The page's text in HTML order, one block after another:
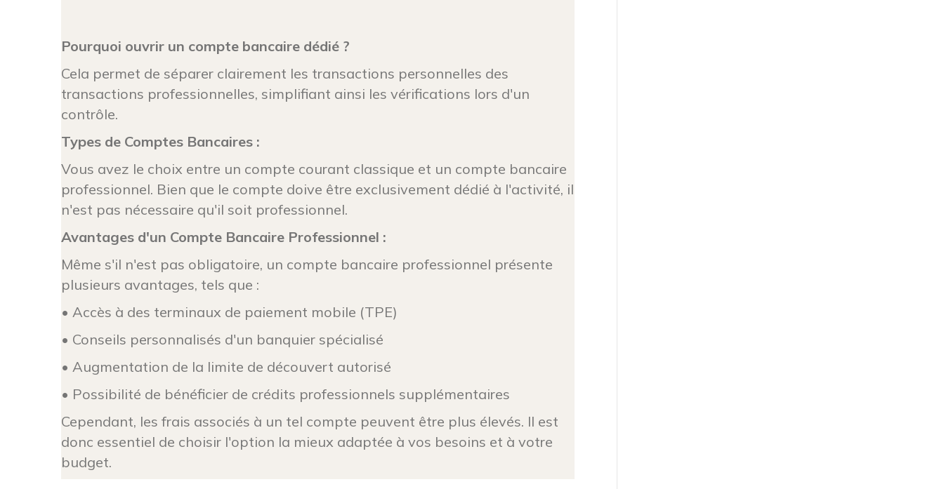
Pourquoi ouvrir un compte bancaire dédié ?
Cela permet de séparer clairement les transactions personnelles des
transactions professionnelles, simplifiant ainsi les vérifications lors d'un
contrôle.
Types de Comptes Bancaires :
Vous avez le choix entre un compte courant classique et un compte bancaire
professionnel. Bien que le compte doive être exclusivement dédié à l'activité, il
n'est pas nécessaire qu'il soit professionnel.
Avantages d'un Compte Bancaire Professionnel :
Même s'il n'est pas obligatoire, un compte bancaire professionnel présente
plusieurs avantages, tels que :
• Accès à des terminaux de paiement mobile (TPE)
• Conseils personnalisés d'un banquier spécialisé
• Augmentation de la limite de découvert autorisé
• Possibilité de bénéficier de crédits professionnels supplémentaires
Cependant, les frais associés à un tel compte peuvent être plus élevés. Il est
donc essentiel de choisir l'option la mieux adaptée à vos besoins et à votre
budget.